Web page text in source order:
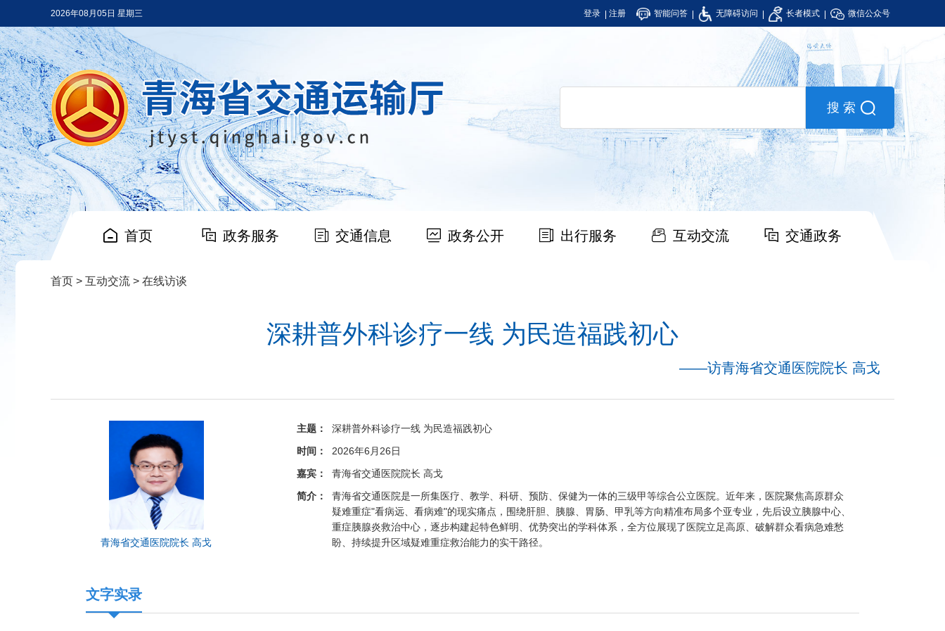
2026年08月05日 星期三 登录 注册 智能问答 无障碍访问 长者模式 微信公众号
首页 政务服务 交通信息 政务公开 出行服务 互动交流 交通政务
首页 > 互动交流 > 在线访谈
深耕普外科诊疗一线 为民造福践初心
——访青海省交通医院院长 高戈
青海省交通医院院长 高戈
主题：
深耕普外科诊疗一线 为民造福践初心
时间：
2026年6月26日
嘉宾：
青海省交通医院院长 高戈
简介：
青海省交通医院是一所集医疗、教学、科研、预防、保健为一体的三级甲等综合公立医院。近年来，医院聚焦高原群众
疑难重症"看病远、看病难"的现实痛点，围绕肝胆、胰腺、胃肠、甲乳等方向精准布局多个亚专业，先后设立胰腺中心、
重症胰腺炎救治中心，逐步构建起特色鲜明、优势突出的学科体系，全方位展现了医院立足高原、破解群众看病急难愁
盼、持续提升区域疑难重症救治能力的实干路径。
文字实录